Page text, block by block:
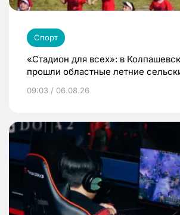
Спорт
«Стадион для всех»: в
прошли областные летние
09:03 / 06.08.26